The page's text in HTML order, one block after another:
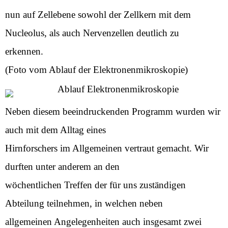
nun auf Zellebene sowohl der Zellkern mit dem
Nucleolus, als auch Nervenzellen deutlich zu
erkennen.
(Foto vom Ablauf der Elektronenmikroskopie)
Neben diesem beeindruckenden Programm wurden wir
auch mit dem Alltag eines
Hirnforschers im Allgemeinen vertraut gemacht. Wir
durften unter anderem an den
wöchentlichen Treffen der für uns zuständigen
Abteilung teilnehmen, in welchen neben
allgemeinen Angelegenheiten auch insgesamt zwei